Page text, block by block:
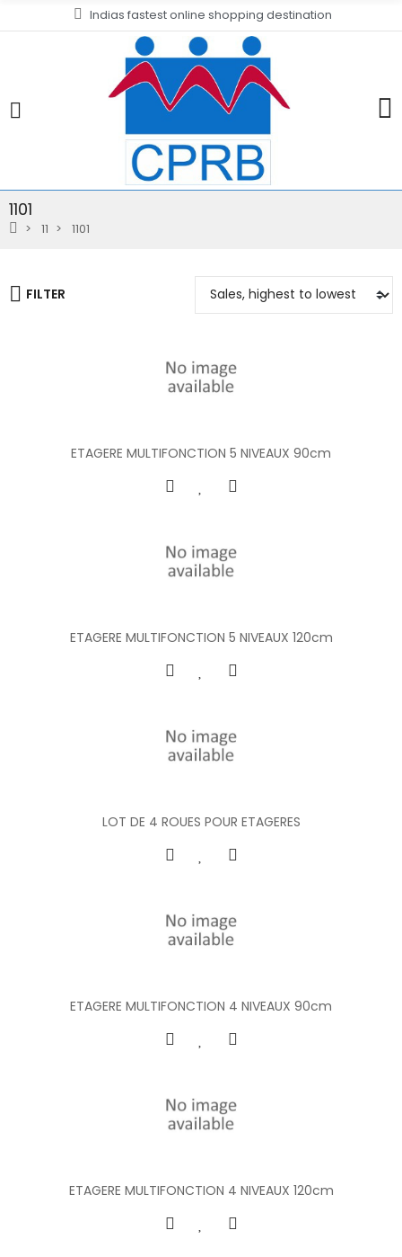
Indias fastest online shopping destination
1101
11 1101
FILTER
ETAGERE MULTIFONCTION 5 NIVEAUX 90cm
ETAGERE MULTIFONCTION 5 NIVEAUX 120cm
LOT DE 4 ROUES POUR ETAGERES
ETAGERE MULTIFONCTION 4 NIVEAUX 90cm
ETAGERE MULTIFONCTION 4 NIVEAUX 120cm